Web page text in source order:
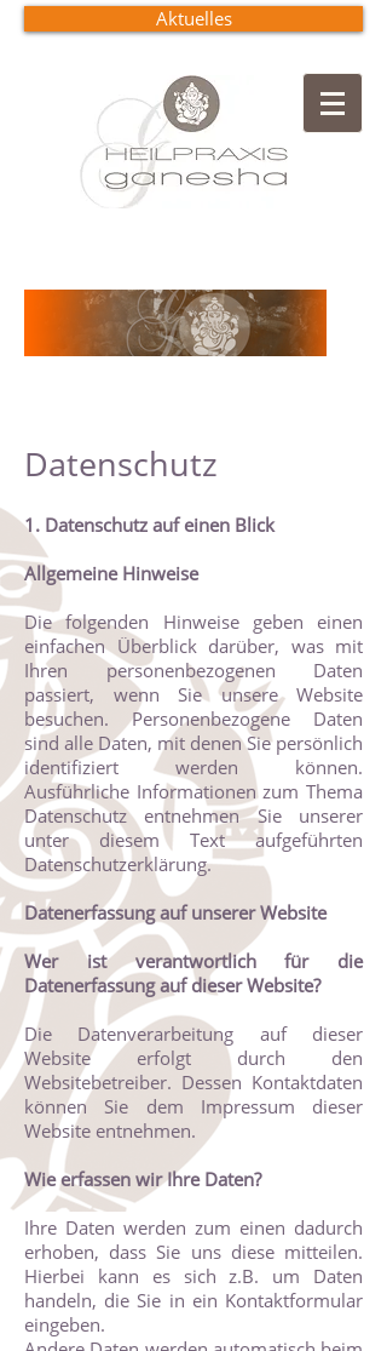
Aktuelles
Datenschutz
1. Datenschutz auf einen Blick
Allgemeine Hinweise
Die folgenden Hinweise geben einen
einfachen Überblick darüber, was mit
Ihren personenbezogenen Daten
passiert, wenn Sie unsere Website
besuchen. Personenbezogene Daten
sind alle Daten, mit denen Sie persönlich
identifiziert werden können.
Ausführliche Informationen zum Thema
Datenschutz entnehmen Sie unserer
unter diesem Text aufgeführten
Datenschutzerklärung.
Datenerfassung auf unserer Website
Wer ist verantwortlich für die
Datenerfassung auf dieser Website?
Die Datenverarbeitung auf dieser
Website erfolgt durch den
Websitebetreiber. Dessen Kontaktdaten
können Sie dem Impressum dieser
Website entnehmen.
Wie erfassen wir Ihre Daten?
Ihre Daten werden zum einen dadurch
erhoben, dass Sie uns diese mitteilen.
Hierbei kann es sich z.B. um Daten
handeln, die Sie in ein Kontaktformular
eingeben.